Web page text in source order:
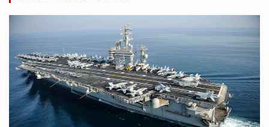
DESPLIEGA
EL
USS
NIMITZ
EN
EL
CARIBE
EN